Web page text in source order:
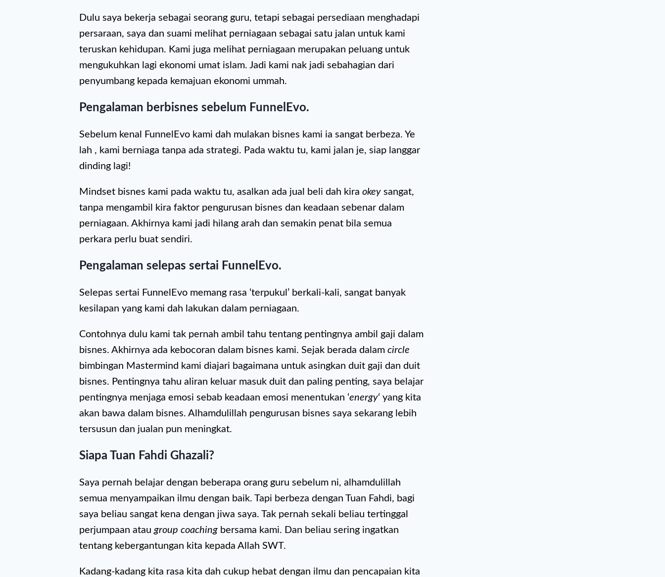
Dulu saya bekerja sebagai seorang guru, tetapi sebagai persediaan menghadapi
persaraan, saya dan suami melihat perniagaan sebagai satu jalan untuk kami
teruskan kehidupan. Kami juga melihat perniagaan merupakan peluang untuk
mengukuhkan lagi ekonomi umat islam. Jadi kami nak jadi sebahagian dari
penyumbang kepada kemajuan ekonomi ummah.
Pengalaman berbisnes sebelum FunnelEvo.
Sebelum kenal FunnelEvo kami dah mulakan bisnes kami ia sangat berbeza. Ye
lah , kami berniaga tanpa ada strategi. Pada waktu tu, kami jalan je, siap langgar
dinding lagi!
Mindset bisnes kami pada waktu tu, asalkan ada jual beli dah kira okey sangat,
tanpa mengambil kira faktor pengurusan bisnes dan keadaan sebenar dalam
perniagaan. Akhirnya kami jadi hilang arah dan semakin penat bila semua
perkara perlu buat sendiri.
Pengalaman selepas sertai FunnelEvo.
Selepas sertai FunnelEvo memang rasa ‘terpukul’ berkali-kali, sangat banyak
kesilapan yang kami dah lakukan dalam perniagaan.
Contohnya dulu kami tak pernah ambil tahu tentang pentingnya ambil gaji dalam
bisnes. Akhirnya ada kebocoran dalam bisnes kami. Sejak berada dalam circle
bimbingan Mastermind kami diajari bagaimana untuk asingkan duit gaji dan duit
bisnes. Pentingnya tahu aliran keluar masuk duit dan paling penting, saya belajar
pentingnya menjaga emosi sebab keadaan emosi menentukan ‘energy‘ yang kita
akan bawa dalam bisnes. Alhamdulillah pengurusan bisnes saya sekarang lebih
tersusun dan jualan pun meningkat.
Siapa Tuan Fahdi Ghazali?
Saya pernah belajar dengan beberapa orang guru sebelum ni, alhamdulillah
semua menyampaikan ilmu dengan baik. Tapi berbeza dengan Tuan Fahdi, bagi
saya beliau sangat kena dengan jiwa saya. Tak pernah sekali beliau tertinggal
perjumpaan atau group coaching bersama kami. Dan beliau sering ingatkan
tentang kebergantungan kita kepada Allah SWT.
Kadang-kadang kita rasa kita dah cukup hebat dengan ilmu dan pencapaian kita